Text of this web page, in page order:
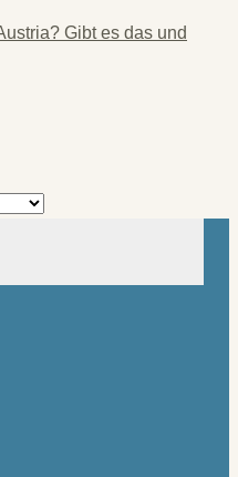
Gibt es das und